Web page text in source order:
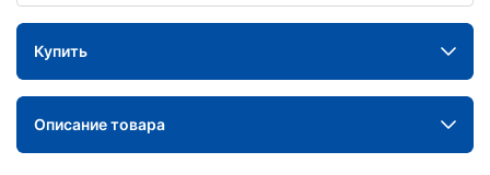
Купить
Описание товара